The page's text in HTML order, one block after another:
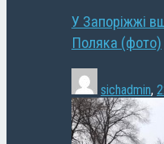
У Запоріжжі
Поляка (фото)
sichadmin,